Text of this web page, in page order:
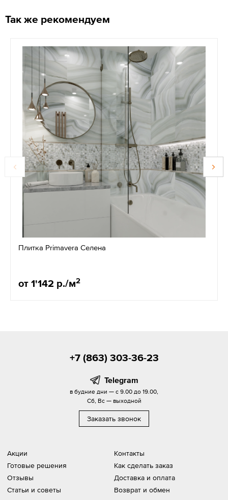
Так же рекомендуем
Плитка Primavera Селена
от 1'142 р./м2
Акции
Готовые решения
Отзывы
Статьи и советы
Контакты
Как сделать заказ
Доставка и оплата
Возврат и обмен
+7 (863) 303-36-23
Telegram
в будние дни — с 9.00 до 19.00,
Сб, Вс — выходной
Заказать звонок